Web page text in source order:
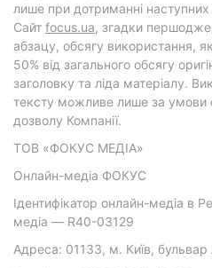
лише при дотриманні
Cайт focus.ua, згадки
абзацу, обсягу використання,
50% від загального обсягу
заголовку та ліда матеріалу.
тексту можливе лише за умови
дозволу Компанії.
ТОВ «ФОКУС МЕДІА»
Онлайн-медіа ФОКУС
Ідентифікатор онлайн-медіа в
медіа — R40-03129
Адреса: 01133, м. Київ, бульвар